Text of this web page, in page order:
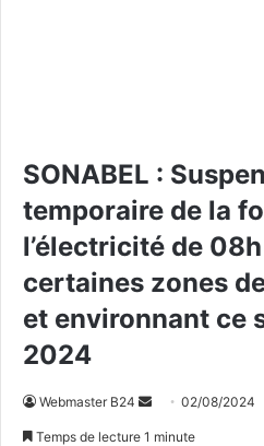
SONABEL :
temporaire de la
l’électricité de
certaines zones
et environnant ce
2024
Webmaster B24 02/08/2024
Temps de lecture 1 minute